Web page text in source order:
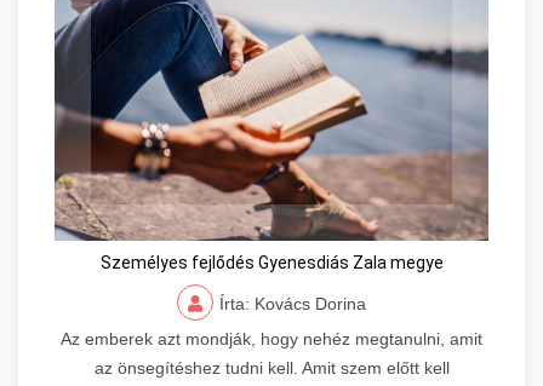
Személyes fejlődés Gyenesdiás Zala megye
Írta: Kovács Dorina
Az emberek azt mondják, hogy nehéz megtanulni, amit
az önsegítéshez tudni kell. Amit szem előtt kell